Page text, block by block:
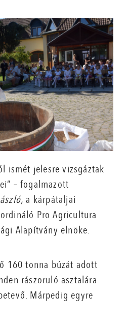
ismét jelesre vizsgáztak
– fogalmazott
a kárpátaljai
Pro Agricultura
Alapítvány elnöke.
160 tonna búzát adott
rászoruló asztalára
Márpedig egyre